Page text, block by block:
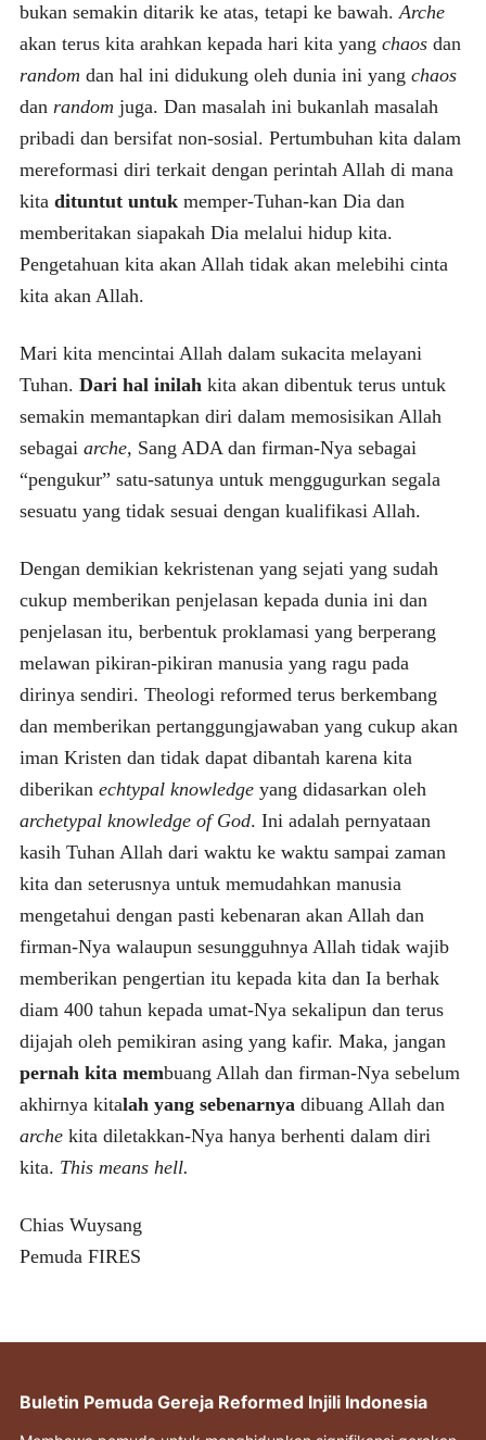
bukan semakin ditarik ke atas, tetapi ke bawah.Arche
akan terus kita arahkan kepada hari kita yang chaos dan
random dan hal ini didukung oleh dunia ini yang chaos
danrandom juga. Dan masalah ini bukanlah masalah
pribadi dan bersifat non-sosial. Pertumbuhan kita dalam
mereformasi diri terkait dengan perintah Allah di mana
kita dituntut untuk memper-Tuhan-kan Dia dan
memberitakan siapakah Dia melalui hidup kita.
Pengetahuan kita akan Allah tidak akan melebihi cinta
kita akan Allah.
Mari kita mencintai Allah dalam sukacita melayani
Tuhan. Dari hal inilahkita akan dibentuk terus untuk
semakin memantapkan diri dalam memosisikan Allah
sebagai arche, Sang ADA dan firman-Nya sebagai
“pengukur” satu-satunya untuk menggugurkan segala
sesuatu yang tidak sesuai dengan kualifikasi Allah.
Dengan demikian kekristenan yang sejati yang sudah
cukup memberikan penjelasan kepada dunia ini dan
penjelasan itu, berbentuk proklamasi yang berperang
melawan pikiran-pikiran manusia yang ragu pada
dirinya sendiri. Theologi reformed terus berkembang
dan memberikan pertanggungjawaban yang cukup akan
iman Kristen dan tidak dapat dibantah karena kita
diberikan echtypal knowledgeyang didasarkan oleh
archetypal knowledge of God. Ini adalah pernyataan
kasih Tuhan Allah dari waktu ke waktu sampai zaman
kita dan seterusnya untuk memudahkan manusia
mengetahui dengan pasti kebenaran akan Allah dan
firman-Nya walaupun sesungguhnya Allah tidak wajib
memberikan pengertian itu kepada kita dan Ia berhak
diam 400 tahun kepada umat-Nya sekalipun dan terus
dijajah oleh pemikiran asing yang kafir. Maka, jangan
pernah kita membuang Allah dan firman-Nya sebelum
akhirnya kitalah yang sebenarnyadibuang Allah dan
archekita diletakkan-Nya hanya berhenti dalam diri
kita. This means hell.
Chias Wuysang
Pemuda FIRES
Buletin Pemuda Gereja Reformed Injili Indonesia